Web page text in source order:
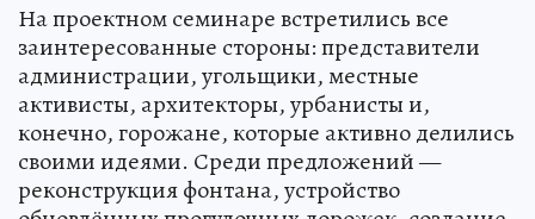
На проектном семинаре встретились все
заинтересованные стороны: представители
администрации, угольщики, местные
активисты, архитекторы, урбанисты и,
конечно, горожане, которые активно делились
своими идеями. Среди предложений —
реконструкция фонтана, устройство